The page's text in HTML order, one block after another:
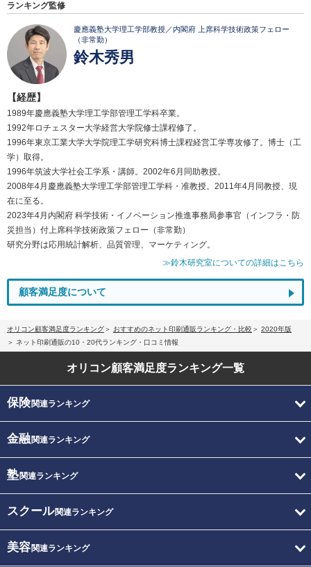
ランキング監修
慶應義塾大学理工学部教授／内閣府 上席科学技術政策フェロー
（非常勤）
鈴木秀男
【経歴】
1989年慶應義塾大学理工学部管理工学科卒業。
1992年ロチェスター大学経営大学院修士課程修了。
1996年東京工業大学大学院理工学研究科博士課程経営工学専攻修了。博士（工
学）取得。
1996年筑波大学社会工学系・講師。2002年6月同助教授。
2008年4月慶應義塾大学理工学部管理工学科・准教授。2011年4月同教授、現
在に至る。
2023年4月内閣府 科学技術・イノベーション推進事務局参事官（インフラ・防
災担当）付上席科学技術政策フェロー（非常勤）
研究分野は応用統計解析、品質管理、マーケティング。
≫鈴木研究室についての詳細はこちら
顧客満足度について
オリコン顧客満足度ランキング おすすめのネット印刷通販ランキング・比較
2020年版
ネット印刷通販の10・20代ランキング・口コミ情報
オリコン顧客満足度ランキング一覧
保険関連ランキング
金融関連ランキング
塾関連ランキング
スクール関連ランキング
美容関連ランキング